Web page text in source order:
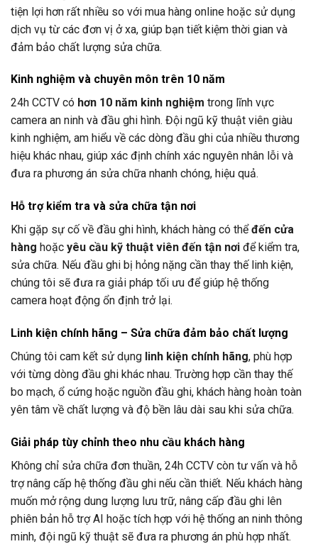
tiện lợi hơn rất nhiều so với mua hàng online hoặc sử dụng
dịch vụ từ các đơn vị ở xa, giúp bạn tiết kiệm thời gian và
đảm bảo chất lượng sửa chữa.
Kinh nghiệm và chuyên môn trên 10 năm
24h CCTV có hơn 10 năm kinh nghiệm trong lĩnh vực
camera an ninh và đầu ghi hình. Đội ngũ kỹ thuật viên giàu
kinh nghiệm, am hiểu về các dòng đầu ghi của nhiều thương
hiệu khác nhau, giúp xác định chính xác nguyên nhân lỗi và
đưa ra phương án sửa chữa nhanh chóng, hiệu quả.
Hỗ trợ kiểm tra và sửa chữa tận nơi
Khi gặp sự cố về đầu ghi hình, khách hàng có thểđến cửa
hàng hoặc yêu cầu kỹ thuật viên đến tận nơi để kiểm tra,
sửa chữa. Nếu đầu ghi bị hỏng nặng cần thay thế linh kiện,
chúng tôi sẽ đưa ra giải pháp tối ưu để giúp hệ thống
camera hoạt động ổn định trở lại.
Linh kiện chính hãng – Sửa chữa đảm bảo chất lượng
Chúng tôi cam kết sử dụng linh kiện chính hãng, phù hợp
với từng dòng đầu ghi khác nhau. Trường hợp cần thay thế
bo mạch, ổ cứng hoặc nguồn đầu ghi, khách hàng hoàn toàn
yên tâm về chất lượng và độ bền lâu dài sau khi sửa chữa.
Giải pháp tùy chỉnh theo nhu cầu khách hàng
Không chỉ sửa chữa đơn thuần, 24h CCTV còn tư vấn và hỗ
trợ nâng cấp hệ thống đầu ghi nếu cần thiết. Nếu khách hàng
muốn mở rộng dung lượng lưu trữ, nâng cấp đầu ghi lên
phiên bản hỗ trợ AI hoặc tích hợp với hệ thống an ninh thông
minh, đội ngũ kỹ thuật sẽ đưa ra phương án phù hợp nhất.